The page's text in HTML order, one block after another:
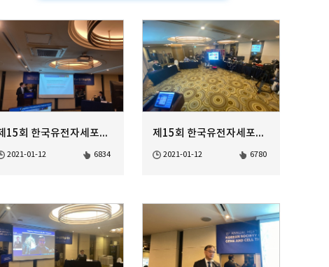
제15회 한국유전자세포치료학회 정기학술대회
2021-01-12 6834
제15회 한국유전자세포치료학회 정기학술대회
2021-01-12 6780